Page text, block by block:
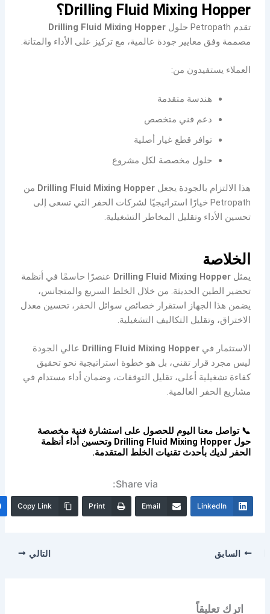
Drilling Fluid Mixing Hopper؟
تقدم Petropath حلول
Drilling Fluid Mixing Hopper
مصممة وفق معايير جودة عالمية، مع تركيز على الأداء والمتانة.
العملاء يستفيدون من:
هندسة متقدمة
دعم فني متخصص
توافر قطع غيار أصلية
حلول مخصصة لكل مشروع
هذا الالتزام بالجودة يجعلDrilling Fluid Mixing Hopper من
Petropath خيارًا استراتيجيًا لشركات الحفر التي تسعى إلى
تحسين الأداء وتقليل المخاطر التشغيلية.
الخلاصة
يمثلDrilling Fluid Mixing Hopper عنصرًا حاسمًا في أنظمة
تحضير الطين الحديثة. من خلال الخلط السريع والمتجانس،
يضمن هذا الجهاز استقرار خصائص سوائل الحفر، تحسين معدل
الاختراق، وتقليل التكاليف التشغيلية.
الاستثمار فيDrilling Fluid Mixing Hopper عالي الجودة
ليس مجرد قرار تقني، بل هو خطوة استراتيجية نحو تحقيق
كفاءة تشغيلية أعلى، تقليل التوقفات، وضمان أداء مستدام في
مشاريع الحفر العالمية.
📞 تواصل معنا اليوم للحصول على استشارة فنية مخصصة
حول Drilling Fluid Mixing Hopper وتحسين أداء أنظمة
الحفر لديك بأحدث تقنيات الخلط المتقدمة.
Share via:
LinkedIn
Email
Print
Copy Link
السابق التالي
اترك تعليقاً